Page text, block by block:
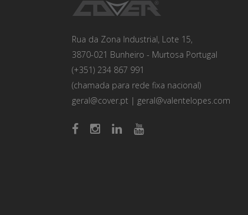
Rua da Zona Industrial, Lote 15,
3870-021 Bunheiro - Murtosa Portugal
(+351) 234 867 991
(chamada para rede fixa nacional)
geral@cover.pt | geral@valentelopes.com